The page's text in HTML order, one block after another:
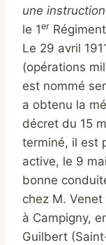
une
le 1er
Le 29 avril
(opérations
est nommé
a obtenu la
décret du 15
terminé, il est
active, le 9
bonne
chez M.
à Campigny,
Guilbert